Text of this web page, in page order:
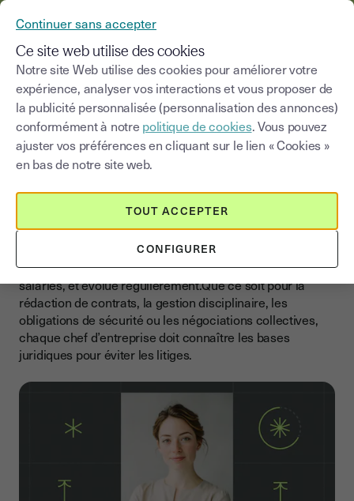
Blog|Gestion d'entreprise>Droit du travail
Choisir une catégorie Saisissez un terme
Maîtriser le droit du travail et
structurer votre politique RH
Le droit du travail encadre la relation entre employeurs et
salariés, et évolue régulièrement.Que ce soit pour la
rédaction de contrats, la gestion disciplinaire, les
obligations de sécurité ou les négociations collectives,
chaque chef d’entreprise doit connaître les bases
juridiques pour éviter les litiges.
Continuer sans accepter
Ce site web utilise des cookies
Notre site Web utilise des cookies pour améliorer votre
expérience, analyser vos interactions et vous proposer de
la publicité personnalisée (personnalisation des annonces)
conformément à notre politique de cookies. Vous pouvez
ajuster vos préférences en cliquant sur le lien « Cookies »
en bas de notre site web.
CONFIGURER
TOUT ACCEPTER